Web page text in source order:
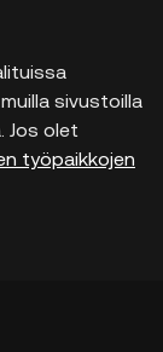
sivustoilla
Jos olet
työpaikkojen